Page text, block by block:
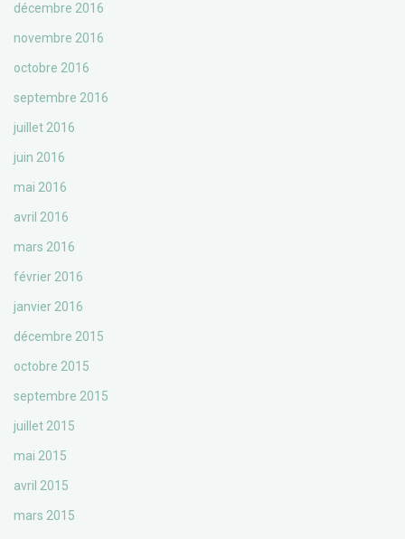
décembre 2016
novembre 2016
octobre 2016
septembre 2016
juillet 2016
juin 2016
mai 2016
avril 2016
mars 2016
février 2016
janvier 2016
décembre 2015
octobre 2015
septembre 2015
juillet 2015
mai 2015
avril 2015
mars 2015